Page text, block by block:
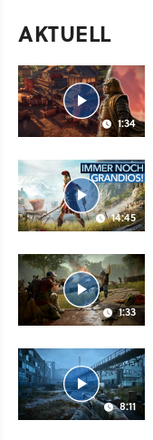
AKTUELL
1:34
14:45
1:33
8:11